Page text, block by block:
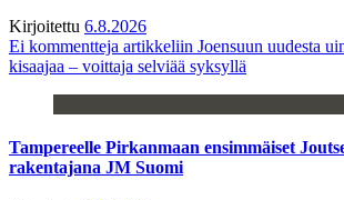
Kirjoitettu 6.8.2026
Ei kommentteja artikkeliin Joensuun uudesta
kisaajaa – voittaja selviää syksyllä
Tampereelle Pirkanmaan ensimmäiset
rakentajana JM Suomi